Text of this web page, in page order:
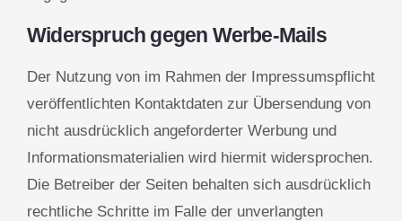
Widerspruch gegen Werbe-Mails
Der Nutzung von im Rahmen der Impressumspflicht
veröffentlichten Kontaktdaten zur Übersendung von
nicht ausdrücklich angeforderter Werbung und
Informationsmaterialien wird hiermit widersprochen.
Die Betreiber der Seiten behalten sich ausdrücklich
rechtliche Schritte im Falle der unverlangten